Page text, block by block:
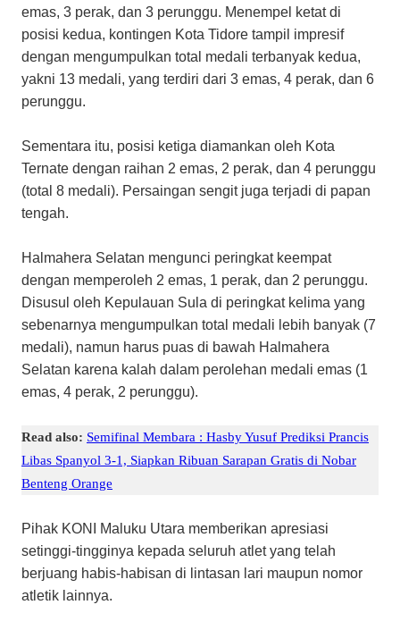
emas, 3 perak, dan 3 perunggu. ​Menempel ketat di
posisi kedua, kontingen Kota Tidore tampil impresif
dengan mengumpulkan total medali terbanyak kedua,
yakni 13 medali, yang terdiri dari 3 emas, 4 perak, dan 6
perunggu.
Sementara itu, posisi ketiga diamankan oleh Kota
Ternate dengan raihan 2 emas, 2 perak, dan 4 perunggu
(total 8 medali). ​Persaingan sengit juga terjadi di papan
tengah.
Halmahera Selatan mengunci peringkat keempat
dengan memperoleh 2 emas, 1 perak, dan 2 perunggu.
Disusul oleh Kepulauan Sula di peringkat kelima yang
sebenarnya mengumpulkan total medali lebih banyak (7
medali), namun harus puas di bawah Halmahera
Selatan karena kalah dalam perolehan medali emas (1
emas, 4 perak, 2 perunggu).
Read also: Semifinal Membara : Hasby Yusuf Prediksi Prancis
Libas Spanyol 3-1, Siapkan Ribuan Sarapan Gratis di Nobar
Benteng Orange
Pihak KONI Maluku Utara memberikan apresiasi
setinggi-tingginya kepada seluruh atlet yang telah
berjuang habis-habisan di lintasan lari maupun nomor
atletik lainnya.